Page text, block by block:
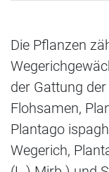
Die Pflanzen
der Gattung
Flohsamen,
Plantago
Wegerich,